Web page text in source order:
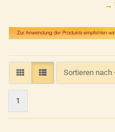
→
Sortieren nach
Sortieren nach
1